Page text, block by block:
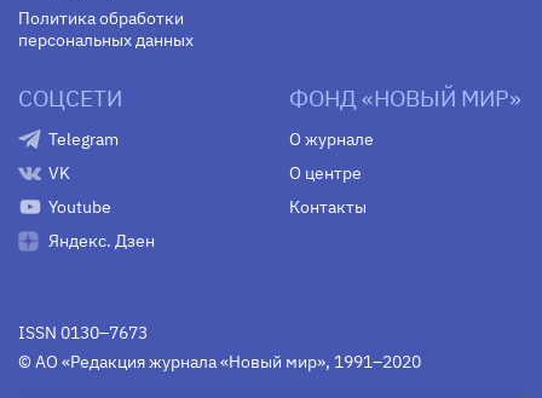
Политика обработки
персональных данных
СОЦСЕТИ
Telegram
VK
Youtube
Яндекс. Дзен
ФОНД «НОВЫЙ МИР»
О журнале
О центре
Контакты
ISSN 0130–7673
© АО «Редакция журнала «Новый мир», 1991–2020